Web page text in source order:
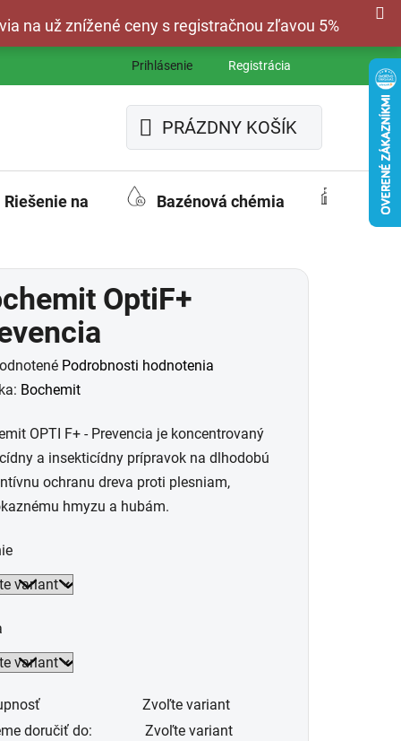
na už znížené ceny s registračnou zľavou 5%
Prihlásenie Registrácia
NÁKUPNÝ
KOŠÍK
PRÁZDNY KOŠÍK
Riešenie na Bazénová chémia
OptiF+
Podrobnosti hodnotenia
Bochemit
OPTI F+ - Prevencia je koncentrovaný
a insekticídny prípravok na dlhodobú
ochranu dreva proti plesniam,
hmyzu a hubám.
Zvoľte variant
doručiť do:
Zvoľte variant